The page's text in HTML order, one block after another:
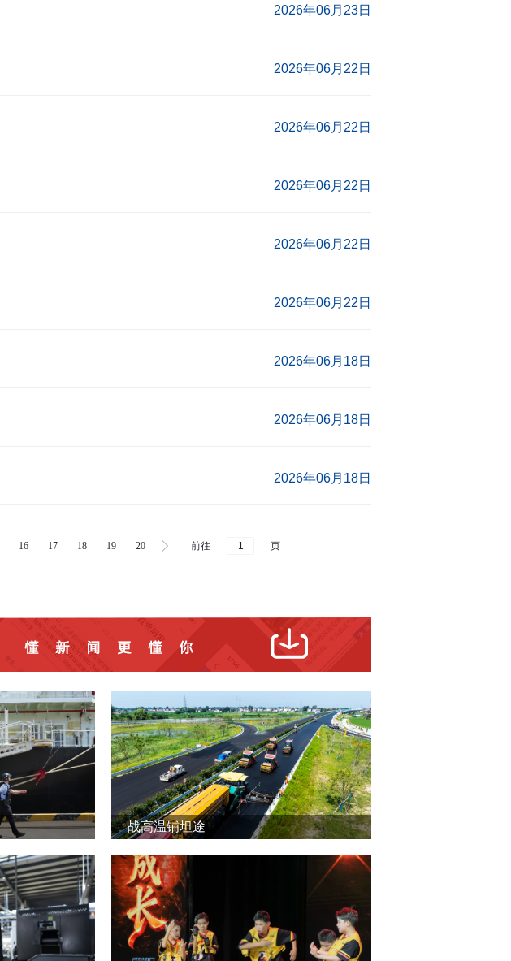
2026年06月23日
2026年06月22日
2026年06月22日
2026年06月22日
2026年06月22日
2026年06月22日
2026年06月18日
2026年06月18日
2026年06月18日
16 17 18 19 20 前往 页
战高温铺坦途